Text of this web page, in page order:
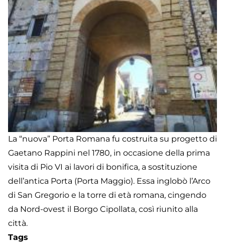
La “nuova” Porta Romana fu costruita su progetto di
Gaetano Rappini nel 1780, in occasione della prima
visita di Pio VI ai lavori di bonifica, a sostituzione
dell’antica Porta (Porta Maggio). Essa inglobò l’Arco
di San Gregorio e la torre di età romana, cingendo
da Nord-ovest il Borgo Cipollata, così riunito alla
città.
Tags